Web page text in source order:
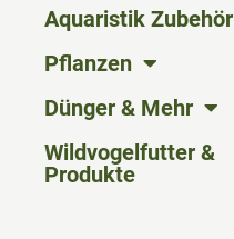
Aquaristik Zubehör
Pflanzen
Dünger & Mehr
Wildvogelfutter &
Produkte